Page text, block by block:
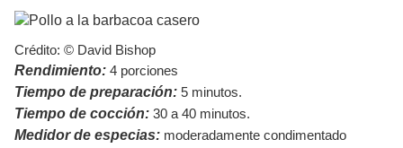
Crédito: © David Bishop
Rendimiento: 4 porciones
Tiempo de preparación: 5 minutos.
Tiempo de cocción: 30 a 40 minutos.
Medidor de especias: moderadamente condimentado